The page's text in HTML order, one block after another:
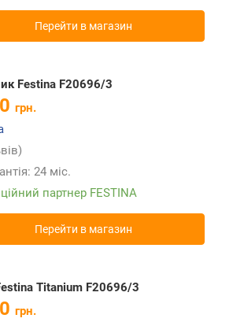
Перейти в магазин
Festina F20696/3
грн.
24 міс.
партнер FESTINA
Перейти в магазин
Titanium F20696/3
грн.